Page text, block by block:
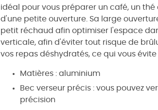
idéal pour vous préparer un café, un
d'une petite ouverture. Sa large
petit réchaud afin optimiser l'espace
verticale, afin d'éviter tout risque de
vos repas déshydratés, ce qui vous
Matières : aluminium
Bec verseur précis : vous pouvez
précision